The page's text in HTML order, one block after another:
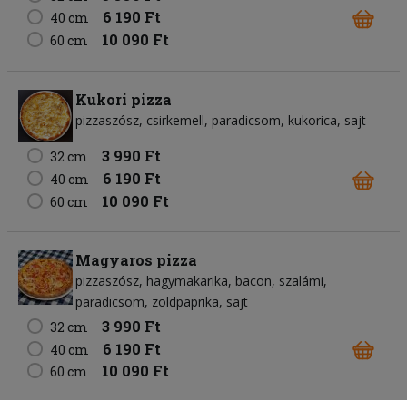
40 cm 6 190 Ft
60 cm 10 090 Ft
Kukori pizza
pizzaszósz csirkemell paradicsom kukorica sajt
32 cm 3 990 Ft
40 cm 6 190 Ft
60 cm 10 090 Ft
Magyaros pizza
pizzaszósz hagymakarika bacon szalámi
paradicsom zöldpaprika sajt
32 cm
3 990 Ft
40 cm 6 190 Ft
60 cm 10 090 Ft